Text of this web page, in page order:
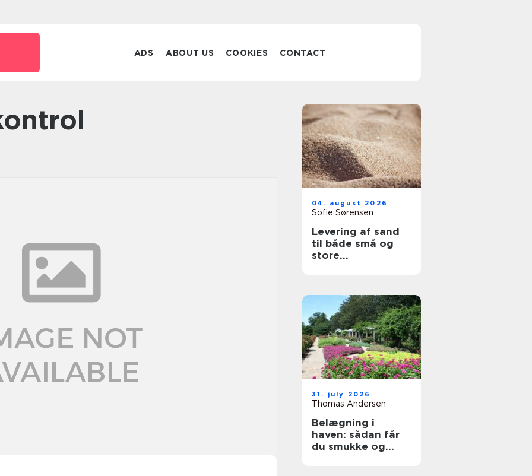
ADS ABOUT US COOKIES CONTACT
04. august 2026
Sofie Sørensen
Levering af sand
til både små og
store
31. july 2026
Thomas Andersen
Belægning i
haven: sådan får
du smukke og